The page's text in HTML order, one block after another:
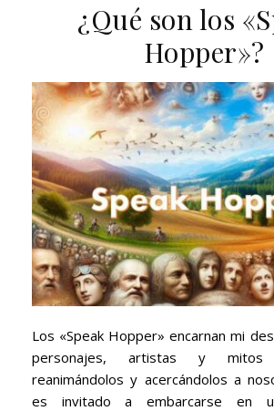
¿Qué son los
Hopper»?
Los «Speak Hopper» encarnan mi
personajes, artistas y mitos
reanimándolos y acercándolos a
es invitado a embarcarse en